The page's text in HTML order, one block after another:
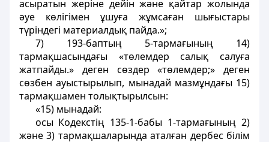
асыратын жерiне дейiн және қайтар жолында
әуе көлiгiмен ұшуға жұмсаған шығыстары
түріндегі материалдық пайда.»;
7) 193-баптың 5-тармағының 14)
тармақшасындағы «төлемдер салық салуға
жатпайды.» деген сөздер «төлемдер;» деген
сөзбен ауыстырылып, мынадай мазмұндағы 15)
тармақшамен толықтырылсын:
«15) мынадай:
осы Кодекстiң 135-1-бабы 1-тармағының 2)
және 3) тармақшаларында аталған дербес білім